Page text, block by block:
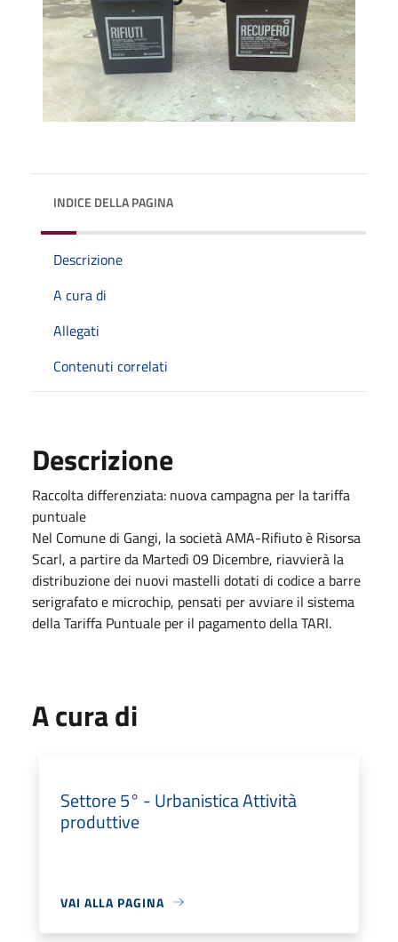
INDICE DELLA PAGINA
Descrizione
A cura di
Allegati
Contenuti correlati
Descrizione
Raccolta differenziata: nuova campagna per la tariffa
puntuale
Nel Comune di Gangi, la società AMA-Rifiuto è Risorsa
Scarl, a partire da Martedì 09 Dicembre, riavvierà la
distribuzione dei nuovi mastelli dotati di codice a barre
serigrafato e microchip, pensati per avviare il sistema
della Tariffa Puntuale per il pagamento della TARI.
A cura di
Settore 5° - Urbanistica Attività
produttive
VAI ALLA PAGINA